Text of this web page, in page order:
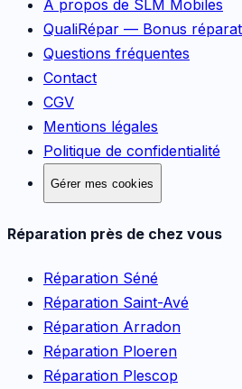
À propos de SLM Mobiles
QualiRépar — Bonus
Questions fréquentes
Contact
CGV
Mentions légales
Politique de confidentialité
Gérer mes cookies
Réparation près de chez vous
Réparation Séné
Réparation Saint-Avé
Réparation Arradon
Réparation Ploeren
Réparation Plescop